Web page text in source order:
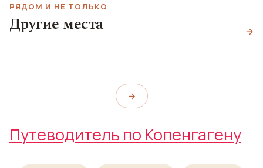
РЯДОМ И НЕ ТОЛЬКО
Другие места →
Морские ванны
Каструп
→
Путеводитель по Копенгагену